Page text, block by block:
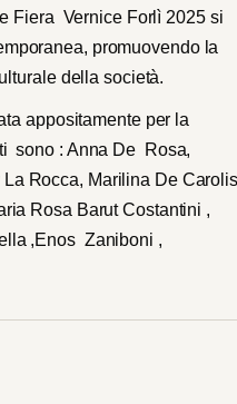
Fiera Vernice Forlì 2025 si
promuovendo la
della società.
appositamente per la
sono : Anna De Rosa,
Rocca, Marilina De Carolis
Rosa Barut Costantini ,
,Enos Zaniboni ,